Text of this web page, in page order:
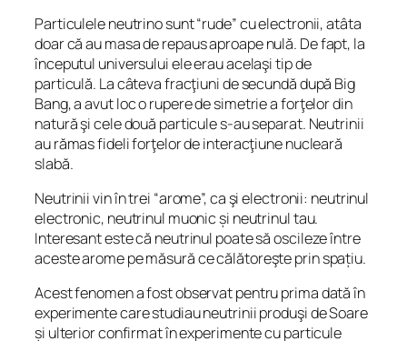
Particulele neutrino sunt “rude” cu electronii, atâta
doar că au masa de repaus aproape nulă. De fapt, la
începutul universului ele erau acelaşi tip de
particulă. La câteva fracţiuni de secundă după Big
Bang, a avut loc o rupere de simetrie a forţelor din
natură şi cele două particule s-au separat. Neutrinii
au rămas fideli forţelor de interacţiune nucleară
slabă.
Neutrinii vin în trei “arome”, ca şi electronii: neutrinul
electronic, neutrinul muonic și neutrinul tau.
Interesant este că neutrinul poate să oscileze între
aceste arome pe măsură ce călătoreşte prin spațiu.
Acest fenomen a fost observat pentru prima dată în
experimente care studiau neutrinii produşi de Soare
și ulterior confirmat în experimente cu particule